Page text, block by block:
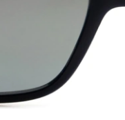
47 mm
Šírka očnice